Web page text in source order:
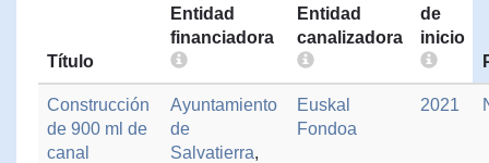
Título
Entidad
financiadora
Entidad
canalizadora
de
inicio
Construcción
de 900 ml de
canal
Ayuntamiento
de
Salvatierra,
Euskal
Fondoa
2021